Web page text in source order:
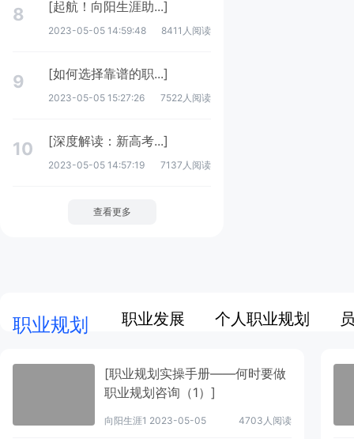
8 [起航！向阳生涯助...]
2023-05-05 14:59:48 8411人阅读
9 [如何选择靠谱的职...]
2023-05-05 15:27:26 7522人阅读
10 [深度解读：新高考...]
2023-05-05 14:57:19 7137人阅读
查看更多
职业规划 职业发展 个人职业规划
[职业规划实操手册——何时要做
职业规划咨询（1）]
向阳生涯1 2023-05-05 4703人阅读